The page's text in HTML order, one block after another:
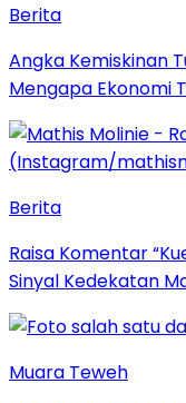
Berita
Angka Kemiskinan
Mengapa Ekonomi
Berita
Raisa Komentar
Sinyal Kedekatan
Muara Teweh